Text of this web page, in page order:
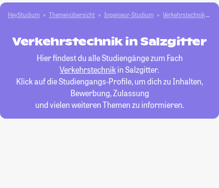
HeyStudium Themenübersicht Ingenieur-Studium Verkehrstechnik
Verkehrstechnik in Salzgitter
Hier findest du alle Studiengänge zum Fach
Verkehrstechnikin Salzgitter.
Klick auf die Studiengangs-Profile, um dich zu Inhalten,
Bewerbung, Zulassung
und vielen weiteren Themen zu informieren.